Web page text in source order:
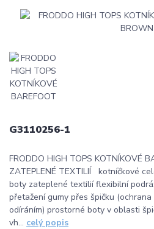
G3110256-1
FRODDO HIGH TOPS KOTNÍKOVÉ
ZATEPLENÉ TEXTILIÍ kotníčkové
boty zateplené textilií flexibilní
přetažení gumy přes špičku
odíráním) prostorné boty v oblasti
vh... celý popis